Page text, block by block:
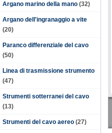
Argano marino della mano (32)
Argano dell'ingranaggio a vite
(20)
Paranco differenziale del cavo
(50)
Linea di trasmissione strumento
(47)
Strumenti sotterranei del cavo
(13)
Strumenti del cavo aereo (27)